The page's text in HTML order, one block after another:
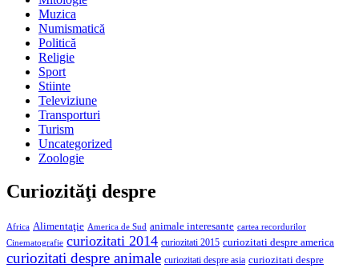
Muzica
Numismatică
Politică
Religie
Sport
Stiinte
Televiziune
Transporturi
Turism
Uncategorized
Zoologie
Curiozităţi despre
Africa Alimentaţie America de Sud animale interesante cartea recordurilor
Cinematografie curiozitati 2014 curiozitati 2015 curiozitati despre america
curiozitati despre animale curiozitati despre asia curiozitati despre